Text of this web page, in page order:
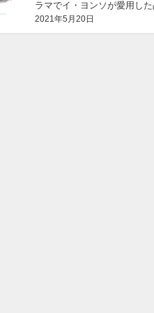
2021年5月20日
ラマでイ・ヨンソが愛用した